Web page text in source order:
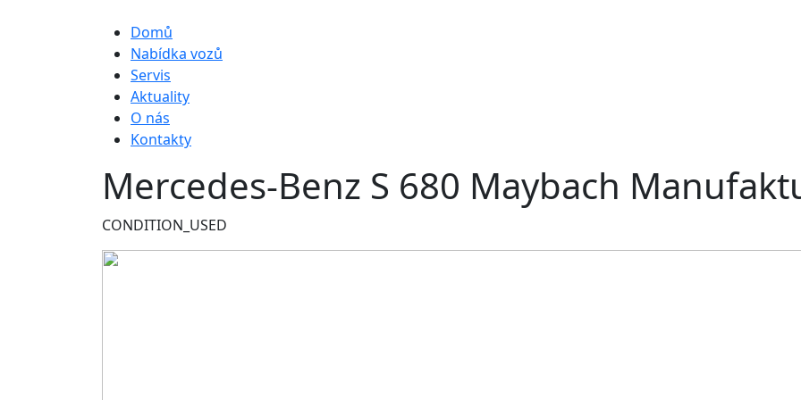
Hlavní navigace
Domů
Nabídka vozů
Servis
Aktuality
O nás
Kontakty
Mercedes-Benz S 680 Maybach
CONDITION_USED
Obrázek